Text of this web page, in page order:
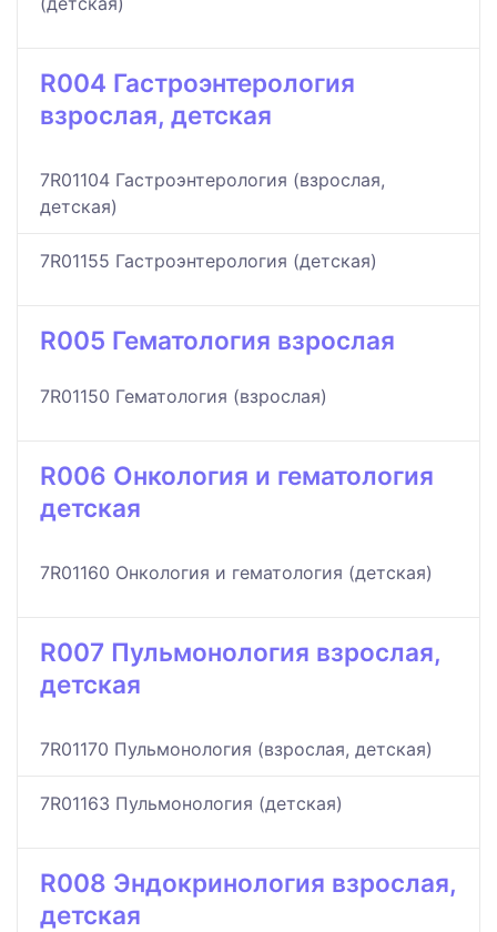
R004 Гастроэнтерология
взрослая, детская
7R01104 Гастроэнтерология (взрослая,
детская)
7R01155 Гастроэнтерология (детская)
R005 Гематология взрослая
7R01150 Гематология (взрослая)
R006 Онкология и гематология
детская
7R01160 Онкология и гематология (детская)
R007 Пульмонология взрослая,
детская
7R01170 Пульмонология (взрослая, детская)
7R01163 Пульмонология (детская)
R008 Эндокринология взрослая,
детская